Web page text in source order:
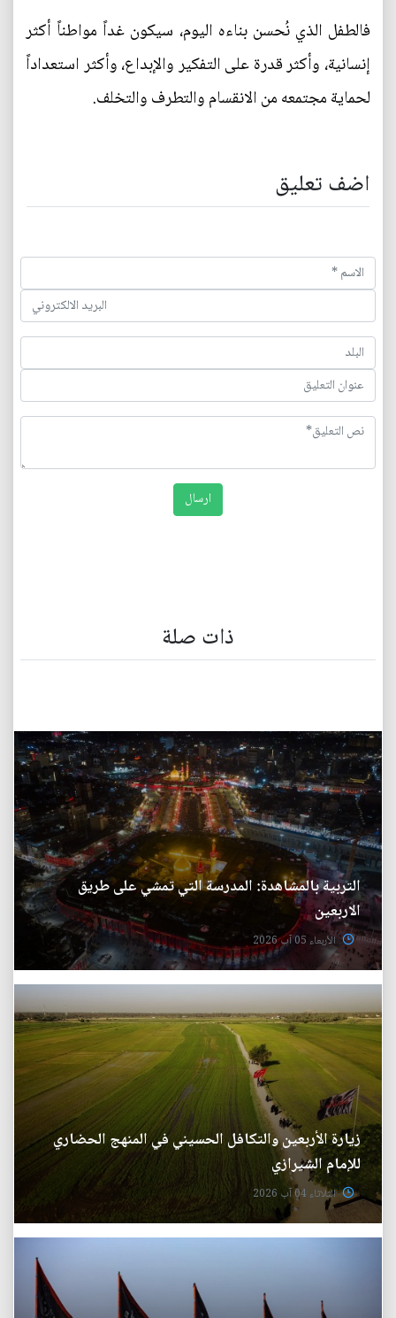
فالطفل الذي نُحسن بناءه اليوم، سيكون غداً مواطناً أكثر
إنسانية، وأكثر قدرة على التفكير والإبداع، وأكثر استعداداً
لحماية مجتمعه من الانقسام والتطرف والتخلف.
اضف تعليق
ذات صلة
التربية بالمشاهدة: المدرسة التي تمشي على طريق
الاربعين
الأربعاء 05 آب 2026
زيارة الأربعين والتكافل الحسيني في المنهج الحضاري
للإمام الشيرازي
الثلاثاء 04 آب 2026